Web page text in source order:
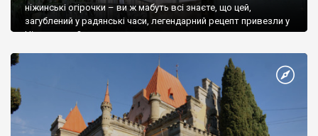
ніжинські огірочки – ви ж мабуть всі знаєте, що цей,
загублений у радянські часи, легендарний рецепт привезли у
Ніжин греки?